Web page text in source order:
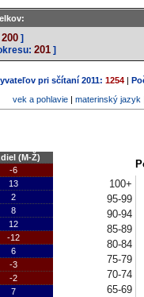
200 ]
201 ]
pri sčítaní 2011: 1254|
vek a pohlavie| materinský jazyk
(M-Ž)
-6
13
2
8
12
-12
6
-3
-2
7
100+
95-99
90-94
85-89
80-84
75-79
70-74
65-69